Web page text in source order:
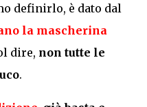
definirlo, è dato dal
la mascherina
dire, non tutte le
.